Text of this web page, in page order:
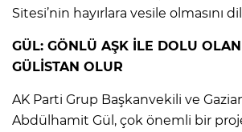
Sitesi’nin hayırlara vesile olmasını
GÜL: GÖNLÜ AŞK İLE DOLU
GÜLİSTAN OLUR
AK Parti Grup Başkanvekili ve
Abdülhamit Gül, çok önemli bir